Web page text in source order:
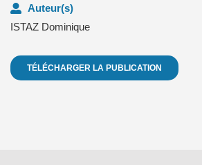
Auteur(s)
ISTAZ Dominique
TÉLÉCHARGER LA PUBLICATION